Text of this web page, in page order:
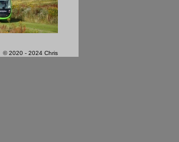
© 2020 - 2024 Chris